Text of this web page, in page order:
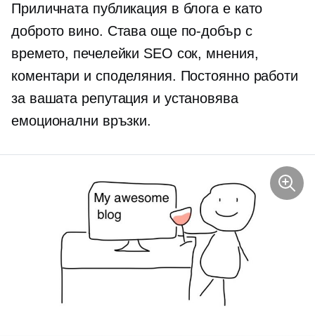
Приличната публикация в блога е като
доброто вино. Става още по-добър с
времето, печелейки SEO сок, мнения,
коментари и споделяния. Постоянно работи
за вашата репутация и установява
емоционални връзки.